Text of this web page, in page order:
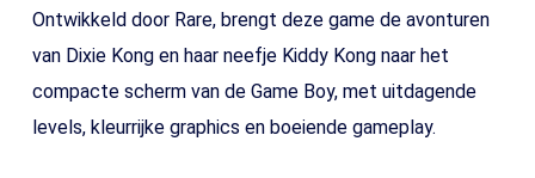
Ontwikkeld door Rare, brengt deze game de avonturen
van Dixie Kong en haar neefje Kiddy Kong naar het
compacte scherm van de Game Boy, met uitdagende
levels, kleurrijke graphics en boeiende gameplay.